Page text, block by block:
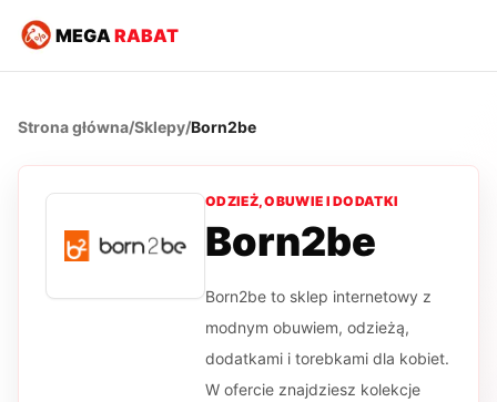
MEGARABAT
Strona główna/Sklepy/Born2be
ODZIEŻ, OBUWIE I DODATKI
Born2be
Born2be to sklep internetowy z
modnym obuwiem, odzieżą,
dodatkami i torebkami dla kobiet.
W ofercie znajdziesz kolekcje